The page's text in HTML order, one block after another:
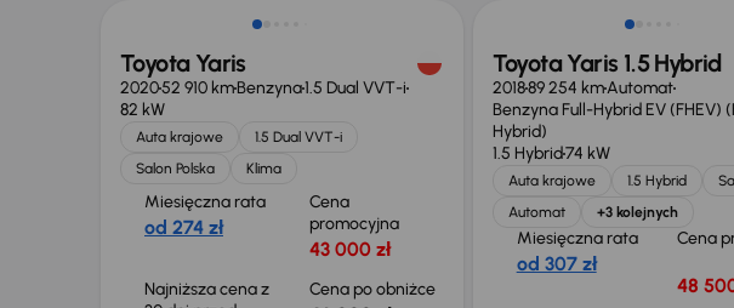
Toyota Yaris
202052 910 kmBenzyna1.5 Dual VVT-i
82 kW
Auta krajowe
1.5 Dual VVT-i
Salon Polska
Klima
Miesięczna rata
od 274 zł
Cena
promocyjna
43 000 zł
Najniższa cena z
Cena po obniżce
Toyota Yaris 1.5 Hybrid
201889 254 kmAutomat
Benzyna Full-Hybrid EV (FHEV)
Hybrid)
1.5 Hybrid74 kW
Auta krajowe 1.5 Hybrid
Automat
+3 kolejnych
Miesięczna rata
od 307 zł
Cena
48